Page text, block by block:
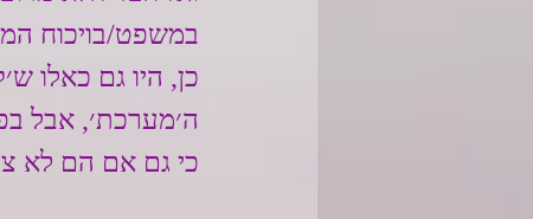
במשפט/בויכוח
כן, היו גם כאלו
ה׳מערכת׳, אבל
כי גם אם הם לא